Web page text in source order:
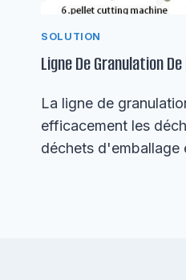
SOLUTION
Ligne De Granulation
La ligne de
efficacement les
déchets d'emballage